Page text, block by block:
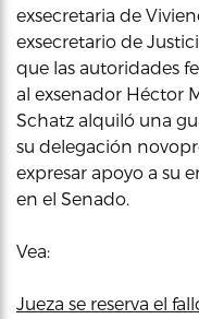
exsecretaria de
exsecretario de
que las autoridades
al exsenador Héctor
Schatz alquiló una
su delegación
expresar apoyo a su
en el Senado.
Vea:
Jueza se reserva el